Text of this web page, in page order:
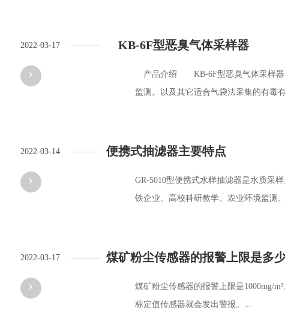
2022-03-17 ———— KB-6F型恶臭气体采样器
›
产品介绍 KB-6F型恶臭气体采样器采
监测。以及其它适合气袋法采集的有毒
2022-03-14 ———— 便携式抽滤器主要特点
›
GR-5010型便携式水样抽滤器是水质采
铁企业、高校科研教学、农业环境监测
2022-03-17 ———— 煤矿粉尘传感器的报警上限是多
›
煤矿粉尘传感器的报警上限是1000mg/
标定值传感器就会发出警报。...